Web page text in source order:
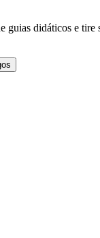
guias didáticos e tire